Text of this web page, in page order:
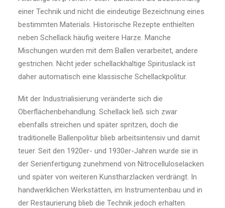
einer Technik und nicht die eindeutige Bezeichnung eines
bestimmten Materials. Historische Rezepte enthielten
neben Schellack häufig weitere Harze. Manche
Mischungen wurden mit dem Ballen verarbeitet, andere
gestrichen. Nicht jeder schellackhaltige Spirituslack ist
daher automatisch eine klassische Schellackpolitur.
Mit der Industrialisierung veränderte sich die
Oberflächenbehandlung. Schellack ließ sich zwar
ebenfalls streichen und später spritzen, doch die
traditionelle Ballenpolitur blieb arbeitsintensiv und damit
teuer. Seit den 1920er- und 1930er-Jahren wurde sie in
der Serienfertigung zunehmend von Nitrocelluloselacken
und später von weiteren Kunstharzlacken verdrängt. In
handwerklichen Werkstätten, im Instrumentenbau und in
der Restaurierung blieb die Technik jedoch erhalten.